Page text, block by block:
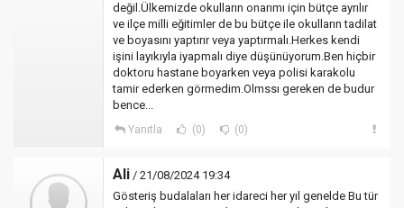
değil.Ülkemizde okulların onarımı için bütçe ayrılır
ve ilçe milli eğitimler de bu bütçe ile okulların tadilat
ve boyasını yaptırır veya yaptırmalı.Herkes kendi
işini layıkıyla iyapmalı diye düşünüyorum.Ben hiçbir
doktoru hastane boyarken veya polisi karakolu
tamir ederken görmedim.Olmssı gereken de budur
bence...
Yanıtla (0) (0)
Ali / 21/08/2024 19:34
Gösteriş budalaları her idareci her yıl genelde Bu tür